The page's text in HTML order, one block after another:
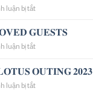
HELL
LỢI
KHAI
GẮN
🌸
luận bị tắtở
RA
MẮT
BỘ
TẬP
THỦ
𝐆𝐔𝐄𝐒𝐓𝐒
luận bị tắtở
𝐆𝐔𝐄𝐒𝐓𝐒
𝐎𝐔𝐓𝐈𝐍𝐆 𝟐𝟎𝟐𝟑
luận bị tắtở